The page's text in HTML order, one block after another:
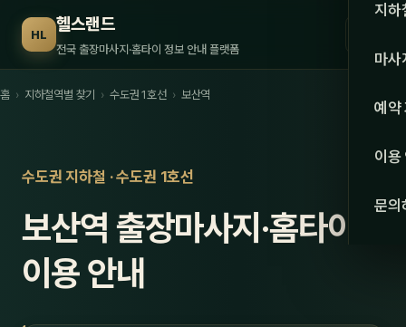
HL 헬스랜드
전국 출장마사지·홈타이 정보 안내 플랫폼 서울
강원·
강원
지하
마사
관리
스
예약
이용
문의
홈 › 지하철역별 찾기 › 수도권 1호선 › 보산역
수도권 지하철 · 수도권 1호선
보산역 출장마사지·홈타이
이용 안내